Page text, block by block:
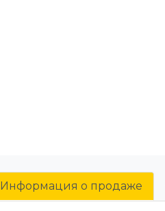
Информация о продаже